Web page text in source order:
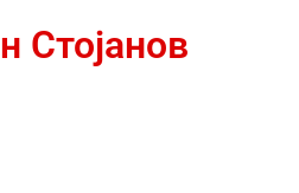
Стојанов